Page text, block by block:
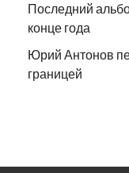
Последний
конце года
Юрий Антонов
границей